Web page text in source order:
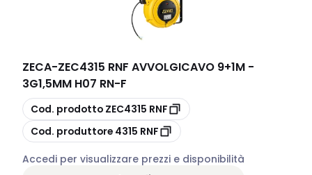
ZECA-ZEC4315 RNF AVVOLGICAVO 9+1M -
3G1,5MM H07 RN-F
copia
Cod. prodotto ZEC4315 RNF
copia
Cod. produttore 4315 RNF
Accedi per visualizzare prezzi e disponibilità